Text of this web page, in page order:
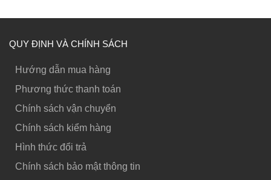
QUY ĐỊNH VÀ CHÍNH SÁCH
Hướng dẫn mua hàng
Phương thức thanh toán
Chính sách vận chuyển
Chính sách kiểm hàng
Hình thức đổi trả
Chính sách bảo mật thông tin